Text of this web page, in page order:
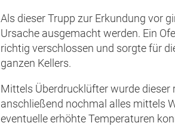
Als dieser Trupp zur Erkundung vor
Ursache ausgemacht werden. Ein
richtig verschlossen und sorgte für
ganzen Kellers.
Mittels Überdrucklüfter wurde dieser
anschließend nochmal alles mittels
eventuelle erhöhte Temperaturen